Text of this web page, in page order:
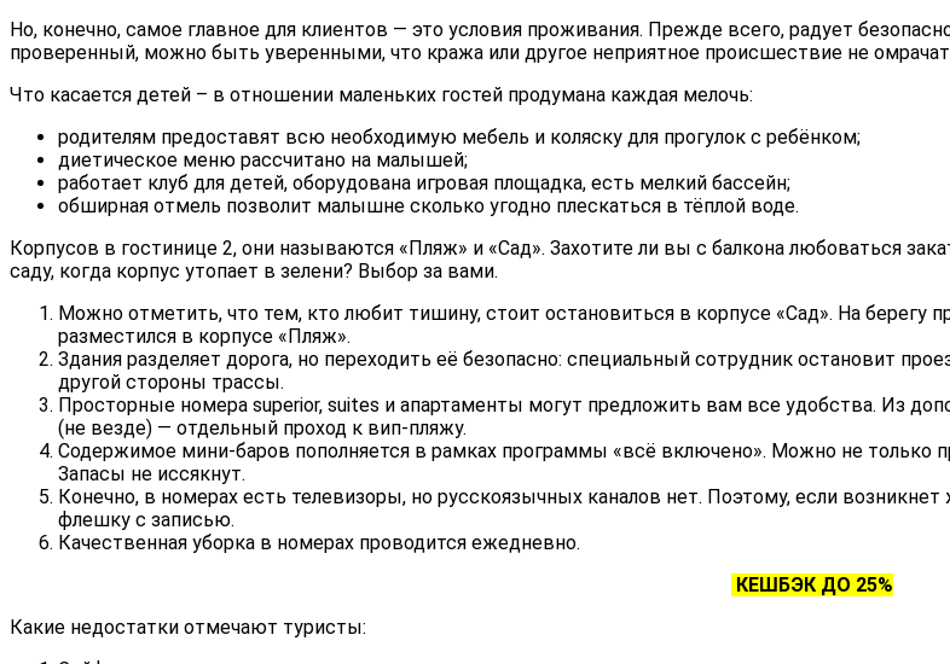
Но, конечно, самое главное для клиентов — это условия проживания. Прежде всего, радует
проверенный, можно быть уверенными, что кража или другое неприятное происшествие не
Что касается детей – в отношении маленьких гостей продумана каждая мелочь:
родителям предоставят всю необходимую мебель и коляску для прогулок с ребёнком;
диетическое меню рассчитано на малышей;
работает клуб для детей, оборудована игровая площадка, есть мелкий бассейн;
обширная отмель позволит малышне сколько угодно плескаться в тёплой воде.
Корпусов в гостинице 2, они называются «Пляж» и «Сад». Захотите ли вы с балкона любоваться
саду, когда корпус утопает в зелени? Выбор за вами.
Можно отметить, что тем, кто любит тишину, стоит остановиться в корпусе «Сад». На берегу
разместился в корпусе «Пляж».
Здания разделяет дорога, но переходить её безопасно: специальный сотрудник остановит
другой стороны трассы.
Просторные номера superior, suites и апартаменты могут предложить вам все удобства. Из
(не везде) — отдельный проход к вип-пляжу.
Содержимое мини-баров пополняется в рамках программы «всё включено». Можно не только
Запасы не иссякнут.
Конечно, в номерах есть телевизоры, но русскоязычных каналов нет. Поэтому, если
флешку с записью.
Качественная уборка в номерах проводится ежедневно.
КЕШБЭК ДО 25%
Какие недостатки отмечают туристы: